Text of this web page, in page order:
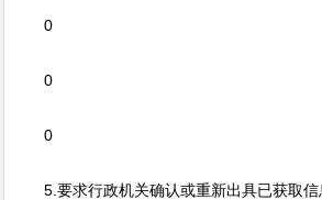
0
0
0
5.要求行政机关确认或重新出具已获取信